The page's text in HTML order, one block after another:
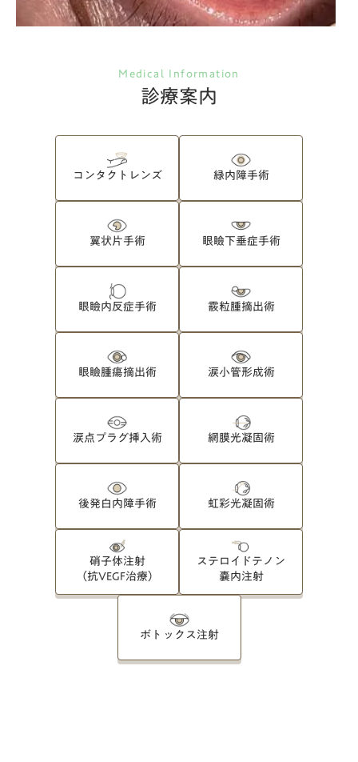
Medical Information
診療案内
コンタクトレンズ 緑内障手術
翼状片手術 眼瞼下垂症手術
眼瞼内反症手術 霰粒腫摘出術
眼瞼腫瘍摘出術 涙小管形成術
涙点プラグ挿入術 網膜光凝固術
後発白内障手術 虹彩光凝固術
硝子体注射
（抗VEGF治療）
ステロイドテノン
嚢内注射
ボトックス注射